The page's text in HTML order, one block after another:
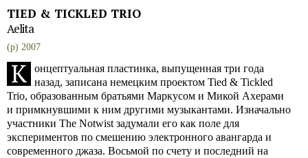
TIED & TICKLED TRIO
Aelita
(p) 2007
К
онцептуальная пластинка, выпущенная три года
назад, записана немецким проектом Tied & Tickled
Trio, образованным братьями Маркусом и Микой Ахерами
и примкнувшими к ним другими музыкантами. Изначально
участники The Notwist задумали его как поле для
экспериментов по смешению электронного авангарда и
современного джаза. Восьмой по счету и последний на